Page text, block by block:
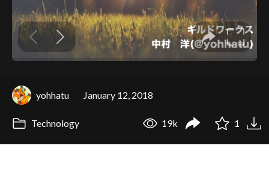
yohhatu January 12, 2018
Technology 19k 1